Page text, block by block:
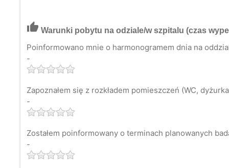
thumb_up Warunki pobytu na odziale/w szpitalu (czas
Poinformowano mnie o harmonogramem dnia na
-
Zapoznałem się z rozkładem pomieszczeń (WC,
-
Zostałem poinformowany o terminach planowanych
-